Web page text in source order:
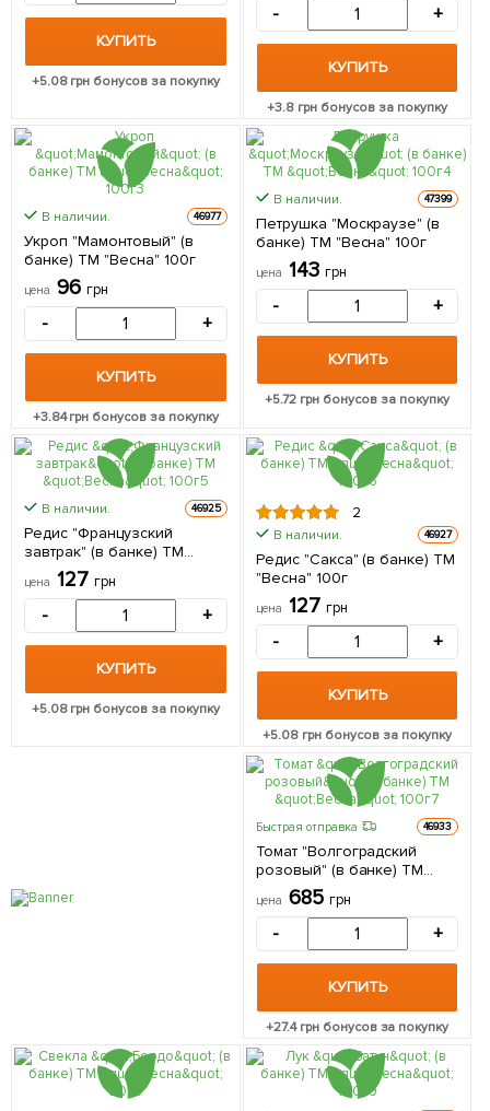
КУПИТЬ
+5.08грн бонусов за покупку
- +
КУПИТЬ
+3.8 грн бонусов за покупку
В наличии. 46977
Укроп "Мамонтовый" (в
банке) ТМ "Весна" 100г
цена 96 грн
- +
КУПИТЬ
+3.84грн бонусов за покупку
В наличии. 47399
Петрушка "Москраузе" (в
банке) ТМ "Весна" 100г
цена 143 грн
- +
КУПИТЬ
+5.72 грн бонусов за покупку
В наличии. 46925
Редис "Французский
завтрак" (в банке) ТМ
"Весна" 100г
цена 127 грн
- +
КУПИТЬ
+5.08грн бонусов за покупку
2
В наличии. 46927
Редис "Сакса" (в банке) ТМ
"Весна" 100г
цена 127 грн
- +
КУПИТЬ
+5.08 грн бонусов за покупку
Быстрая отправка 46933
Томат "Волгоградский
розовый" (в банке) ТМ
"Весна" 100г
цена 685 грн
- +
КУПИТЬ
+27.4грн бонусов за покупку